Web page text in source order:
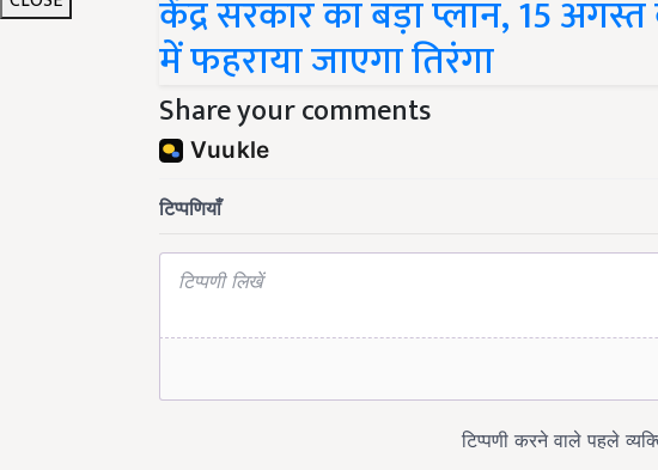
केंद्र सरकार का बड़ा प्लान, 15
में फहराया जाएगा तिरंगा
Share your comments